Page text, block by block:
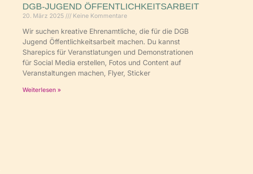
DGB-JUGEND ÖFFENTLICHKEITSARBEIT
20. März 2025 Keine Kommentare
Wir suchen kreative Ehrenamtliche, die für die DGB
Jugend Öffentlichkeitsarbeit machen. Du kannst
Sharepics für Veranstlatungen und Demonstrationen
für Social Media erstellen, Fotos und Content auf
Veranstaltungen machen, Flyer, Sticker
Weiterlesen »